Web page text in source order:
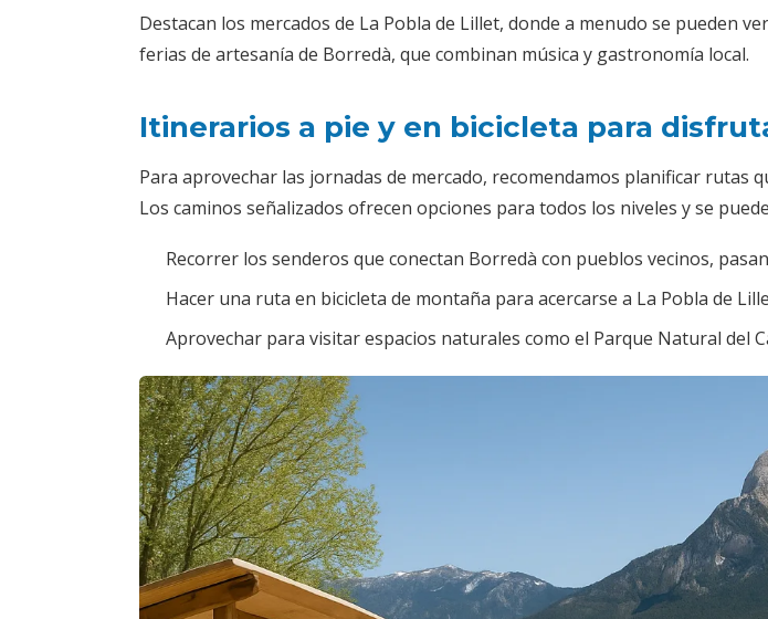
Destacan los mercados de La Pobla de Lillet, donde a menudo se pueden
ferias de artesanía de Borredà, que combinan música y gastronomía local.
Itinerarios a pie y en bicicleta para
Para aprovechar las jornadas de mercado, recomendamos planificar rutas
Los caminos señalizados ofrecen opciones para todos los niveles y se
Recorrer los senderos que conectan Borredà con pueblos vecinos,
Hacer una ruta en bicicleta de montaña para acercarse a La Pobla de
Aprovechar para visitar espacios naturales como el Parque Natural del